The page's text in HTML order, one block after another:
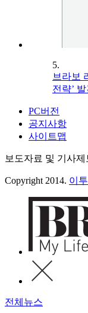
5.
브라보
전략’
PC버전
공지사항
사이트맵
보도자료 및 기사제
Copyright 2014. 이
전체뉴스